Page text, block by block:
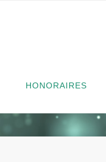
HONORAIRES